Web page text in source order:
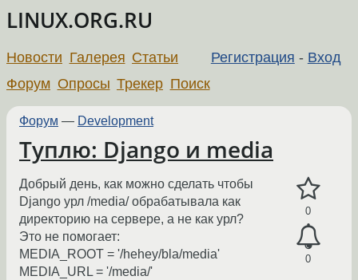
LINUX.ORG.RU
Регистрация - Вход
Новости Галерея Статьи
Форум Опросы Трекер Поиск
Форум — Development
Туплю: Django и media
0
0
Добрый день, как можно сделать чтобы
Django урл /media/ обрабатывала как
директорию на сервере, а не как урл?
Это не помогает:
MEDIA_ROOT = '/hehey/bla/media'
MEDIA_URL = '/media/'